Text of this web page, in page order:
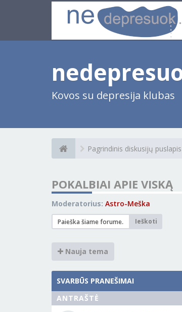
Kovos su depresija klubas
Pagrindinis diskusijų puslapis
POKALBIAI APIE VISKĄ
Moderatorius: Astro-Meška
Ieškoti
Nauja tema
SVARBŪS PRANEŠIMAI
ANTRAŠTĖ